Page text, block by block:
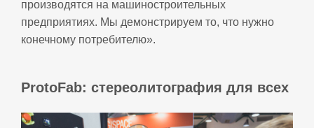
производятся на машиностроительных
предприятиях. Мы демонстрируем то, что нужно
конечному потребителю».
ProtoFab: стереолитография для всех